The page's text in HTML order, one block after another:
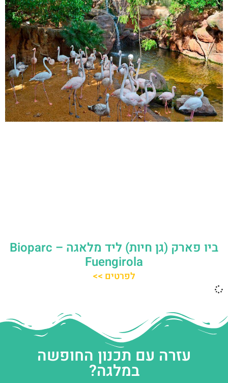
ביו פארק (גן חיות) ליד מלאגה – Bioparc
Fuengirola
לפרטים >>
עזרה עם תכנון החופשה
במלגה?